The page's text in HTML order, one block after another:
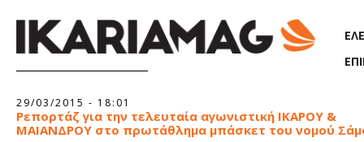
29/03/2015 - 18:01
Ρεπορτάζ για την τελευταία αγωνιστική ΙΚΑΡΟΥ &
ΜΑΙΑΝΔΡΟΥ στο πρωτάθλημα μπάσκετ του νομού